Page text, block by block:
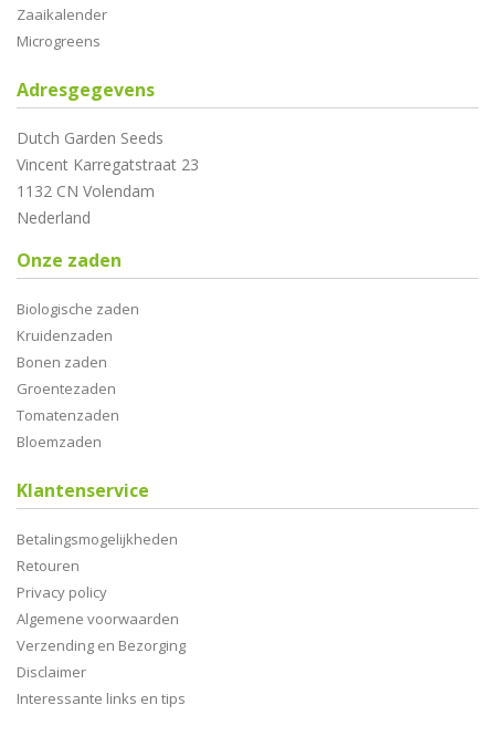
Zaaikalender
Microgreens
Adresgegevens
Dutch Garden Seeds
Vincent Karregatstraat 23
1132 CN Volendam
Nederland
Onze zaden
Biologische zaden
Kruidenzaden
Bonen zaden
Groentezaden
Tomatenzaden
Bloemzaden
Klantenservice
Betalingsmogelijkheden
Retouren
Privacy policy
Algemene voorwaarden
Verzending en Bezorging
Disclaimer
Interessante links en tips